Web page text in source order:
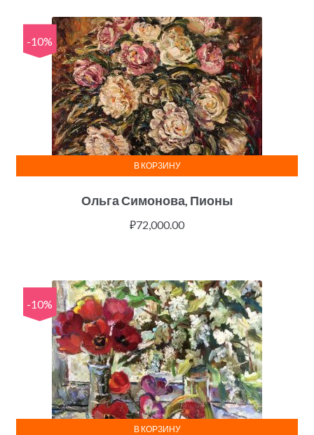
-10%
Ольга Симонова, Пионы
₽72,000.00
В КОРЗИНУ
-10%
В КОРЗИНУ